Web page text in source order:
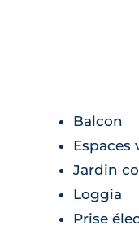
Balcon
Espaces
Jardin
Loggia
Prise